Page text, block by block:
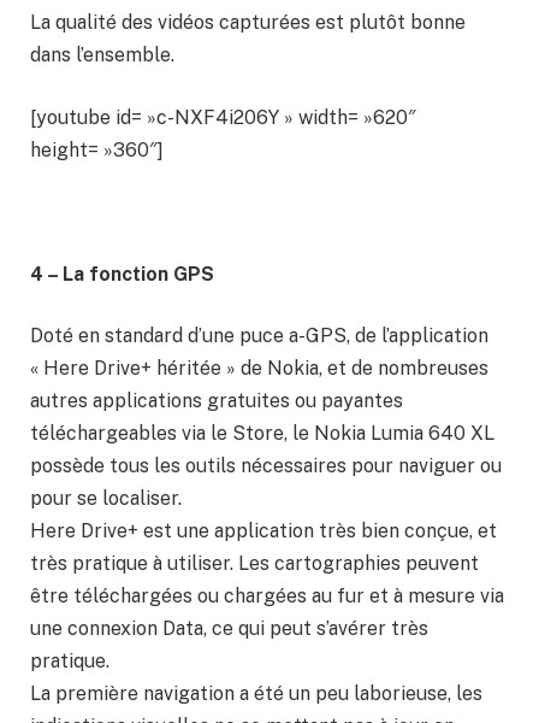
La qualité des vidéos capturées est plutôt bonne
dans l’ensemble.
[youtube id= »c-NXF4i206Y » width= »620″
height= »360″]
4 – La fonction GPS
Doté en standard d’une puce a-GPS, de l’application
« Here Drive+ héritée » de Nokia, et de nombreuses
autres applications gratuites ou payantes
téléchargeables via le Store, le Nokia Lumia 640 XL
possède tous les outils nécessaires pour naviguer ou
pour se localiser.
Here Drive+ est une application très bien conçue, et
très pratique à utiliser. Les cartographies peuvent
être téléchargées ou chargées au fur et à mesure via
une connexion Data, ce qui peut s’avérer très
pratique.
La première navigation a été un peu laborieuse, les